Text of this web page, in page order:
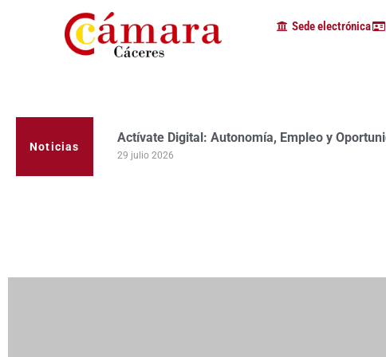
Sede electrónica
La Cámara de Comercio de Cáceres
programa Apoyo al Tutor en la provincia